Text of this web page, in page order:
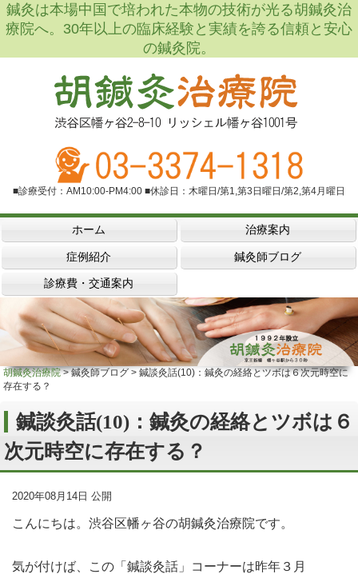
鍼灸は本場中国で培われた本物の技術が光る胡鍼灸治
療院へ。30年以上の臨床経験と実績を誇る信頼と安心
の鍼灸院。
■診療受付：AM10:00-PM4:00 ■休診日：木曜日/第1,第3日曜日/第2,第4月曜日
ホーム 治療案内
症例紹介 鍼灸師ブログ
診療費・交通案内
胡鍼灸治療院>鍼灸師ブログ>鍼談灸話(10)：鍼灸の経絡とツボは６次元時空に
存在する？
鍼談灸話(10)：鍼灸の経絡とツボは６
次元時空に存在する？
2020年08月14日 公開
こんにちは。渋谷区幡ヶ谷の胡鍼灸治療院です。
気が付けば、この「鍼談灸話」コーナーは昨年３月